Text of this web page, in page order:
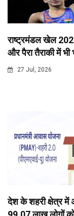
राष्ट्रमंडल खेल
और पैरा तैराकी में
27 Jul, 2026
देश के शहरी क्षेत्र में